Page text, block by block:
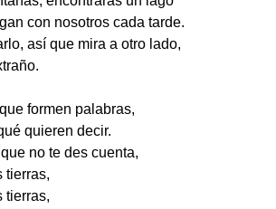
con nosotros cada tarde.
así que mira a otro lado,
formen palabras,
quieren decir.
no te des cuenta,
tierras,
tierras,